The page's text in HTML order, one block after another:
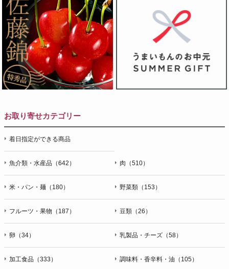
お取り寄せカテゴリー
着日指定ができる商品
魚介類・水産品（642） 肉（510）
米・パン・麺（180） 野菜類（153）
フルーツ・果物（187） 豆類（26）
卵（34） 乳製品・チーズ（58）
加工食品（333） 調味料・香辛料・油（105）